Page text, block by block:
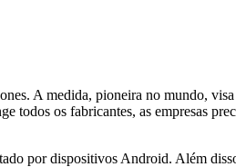
A medida, pioneira no mundo,
todos os fabricantes, as empresas
por dispositivos Android. Além